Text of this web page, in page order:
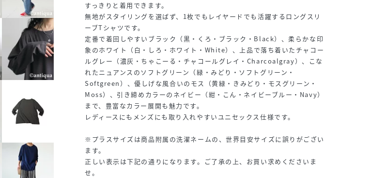
すっきりと着用できます。
無地がスタイリングを選ばず、1枚でもレイヤードでも活躍するロングスリ
ーブTシャツです。
定番で着回しやすいブラック（黒・くろ・ブラック・Black）、柔らかな印
象のホワイト（白・しろ・ホワイト・White）、上品で落ち着いたチャコー
ルグレー（濃灰・ちゃこーる・チャコールグレイ・Charcoalgray）、こな
れたニュアンスのソフトグリーン（緑・みどり・ソフトグリーン・
Softgreen）、優しげな風合いのモス（黄緑・きみどり・モスグリーン・
Moss）、引き締めカラーのネイビー（紺・こん・ネイビーブルー・Navy）
まで、豊富なカラー展開も魅力です。
レディースにもメンズにも取り入れやすいユニセックス仕様です。
※プラスサイズは商品附属の洗濯ネームの、世界目安サイズに誤りがござい
ます。
正しい表示は下記の通りになります。ご了承の上、お買い求めくださいま
せ。